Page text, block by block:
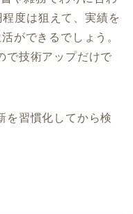
度は狙えて、実績を
ができるでしょう。
で技術アップだけで
を習慣化してから検